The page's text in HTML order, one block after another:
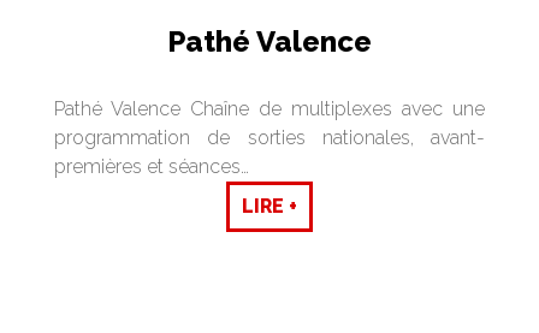
Pathé Valence
Pathé Valence Chaîne de multiplexes avec une
programmation de sorties nationales, avant-
premières et séances…
LIRE +